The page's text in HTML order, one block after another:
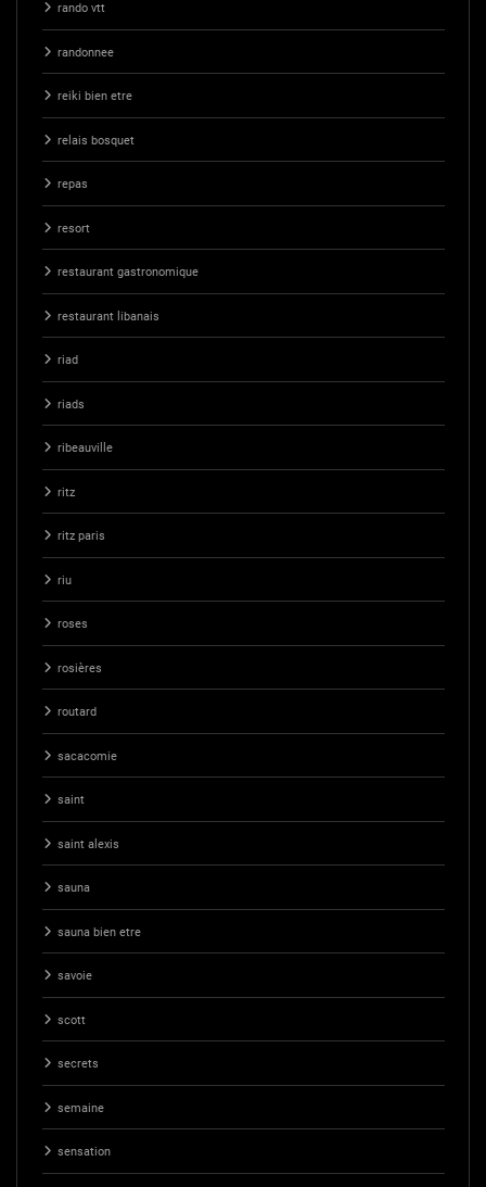
rando vtt
randonnee
reiki bien etre
relais bosquet
repas
resort
restaurant gastronomique
restaurant libanais
riad
riads
ribeauville
ritz
ritz paris
riu
roses
rosières
routard
sacacomie
saint
saint alexis
sauna
sauna bien etre
savoie
scott
secrets
semaine
sensation